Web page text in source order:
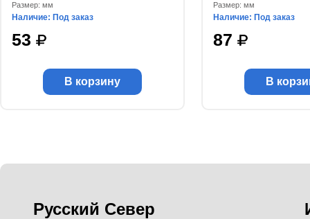
Размер: мм
Наличие: Под заказ
53
В корзину
Размер: мм
Наличие: Под заказ
87
В
Русский Север